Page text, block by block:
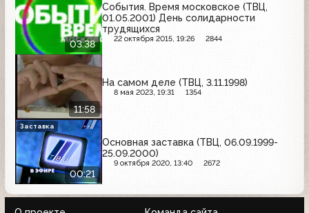
03:38
События. Время московское (ТВЦ,
01.05.2001) День солидарности
трудящихся
22 октября 2015, 19:26 2844
11:58
На самом деле (ТВЦ, 3.11.1998)
8 мая 2023, 19:31 1354
00:21
Основная заставка (ТВЦ, 06.09.1999-
25.09.2000)
9 октября 2020, 13:40 2672
Заставка